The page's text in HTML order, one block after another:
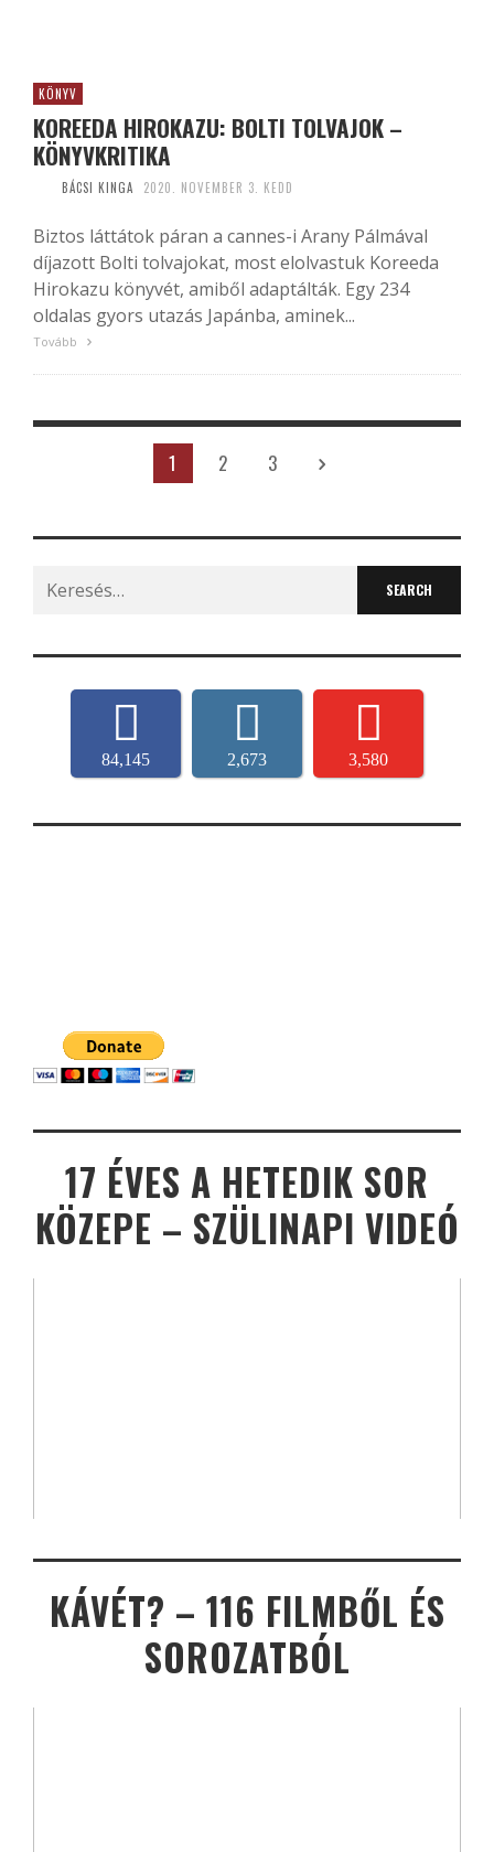
KÖNYV
KOREEDA HIROKAZU: BOLTI TOLVAJOK –
KÖNYVKRITIKA
BÁCSI KINGA 2020. NOVEMBER 3. KEDD
Biztos láttátok páran a cannes-i Arany Pálmával
díjazott Bolti tolvajokat, most elolvastuk Koreeda
Hirokazu könyvét, amiből adaptálták. Egy 234
oldalas gyors utazás Japánba, aminek...
Tovább
1 2 3
Search
for:
84,145 2,673 3,580
17 ÉVES A HETEDIK SOR
KÖZEPE – SZÜLINAPI VIDEÓ
KÁVÉT? – 116 FILMBŐL ÉS
SOROZATBÓL